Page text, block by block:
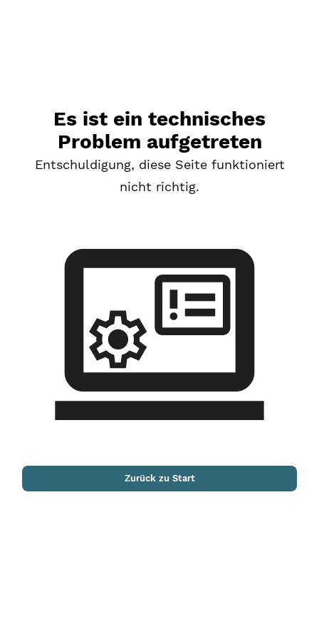
Es ist ein technisches
Problem aufgetreten
Entschuldigung, diese Seite funktioniert
nicht richtig.
Zurück zu Start